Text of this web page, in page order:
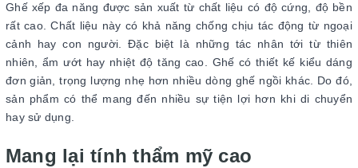
Ghế xếp đa năng được sản xuất từ chất liệu có độ cứng, độ bền
rất cao. Chất liệu này có khả năng chống chịu tác động từ ngoại
cảnh hay con người. Đặc biệt là những tác nhân tới từ thiên
nhiên, ẩm ướt hay nhiệt độ tăng cao. Ghế có thiết kế kiểu dáng
đơn giản, trọng lượng nhẹ hơn nhiều dòng ghế ngồi khác. Do đó,
sản phẩm có thể mang đến nhiều sự tiện lợi hơn khi di chuyển
hay sử dụng.
Mang lại tính thẩm mỹ cao